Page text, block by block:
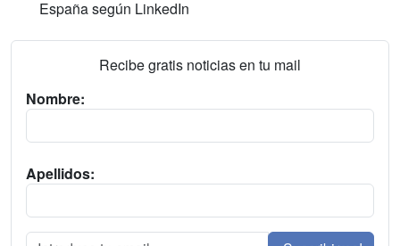
España según LinkedIn
Recibe gratis noticias en tu mail
Nombre:
Apellidos: